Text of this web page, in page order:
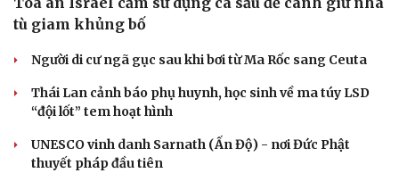
tù giam khủng bố
Người di cư ngã gục sau khi bơi từ Ma Rốc sang Ceuta
Thái Lan cảnh báo phụ huynh, học sinh về ma túy LSD
“đội lốt” tem hoạt hình
UNESCO vinh danh Sarnath (Ấn Độ) - nơi Đức Phật
thuyết pháp đầu tiên